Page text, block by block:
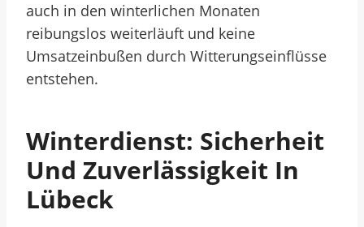
auch in den winterlichen Monaten
reibungslos weiterläuft und keine
Umsatzeinbußen durch Witterungseinflüsse
entstehen.
Winterdienst: Sicherheit
Und Zuverlässigkeit In
Lübeck